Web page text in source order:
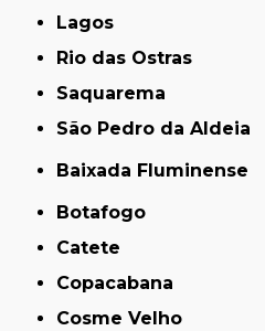
Lagos
Rio das Ostras
Saquarema
São Pedro da Aldeia
Baixada Fluminense
Botafogo
Catete
Copacabana
Cosme Velho